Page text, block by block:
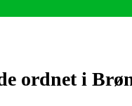
ordnet i